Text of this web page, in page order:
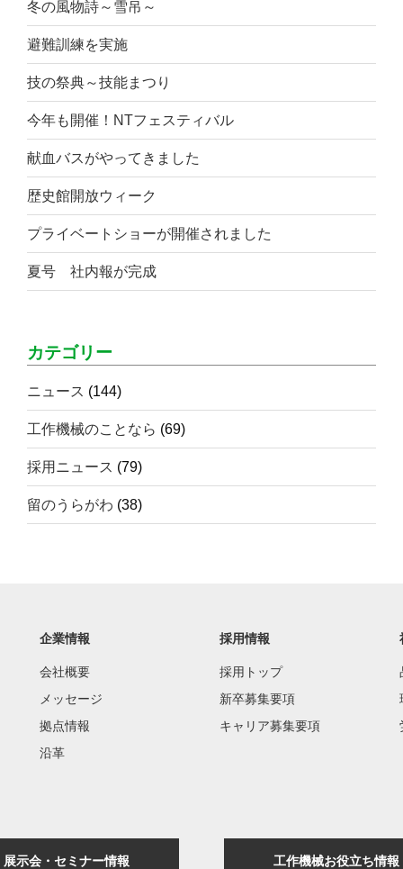
冬の風物詩～雪吊～
避難訓練を実施
技の祭典～技能まつり
今年も開催！NTフェスティバル
献血バスがやってきました
歴史館開放ウィーク
プライベートショーが開催されました
夏号 社内報が完成
カテゴリー
ニュース (144)
工作機械のことなら (69)
採用ニュース (79)
留のうらがわ (38)
企業情報
会社概要
メッセージ
拠点情報
沿革
採用情報
採用トップ
新卒募集要項
キャリア募集要項
展示会・セミナー情報 工作機械お役立ち情報